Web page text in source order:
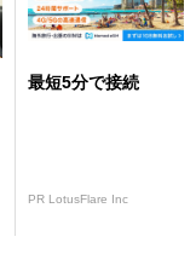
最短5分で接続
PR LotusFlare Inc